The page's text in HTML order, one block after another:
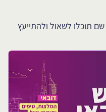
תוכלו לשאול ולהתייעץ